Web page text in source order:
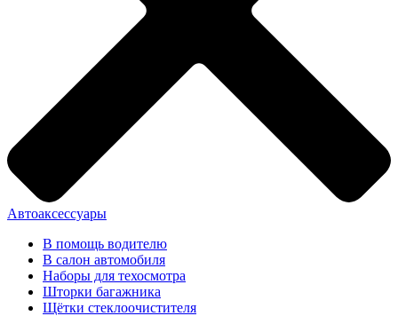
Автоаксессуары
В помощь водителю
В салон автомобиля
Наборы для техосмотра
Шторки багажника
Щётки стеклоочистителя